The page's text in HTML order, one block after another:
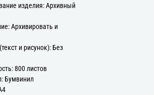
изделия: Архивный
Архивировать и
и рисунок): Без
800 листов
Бумвинил